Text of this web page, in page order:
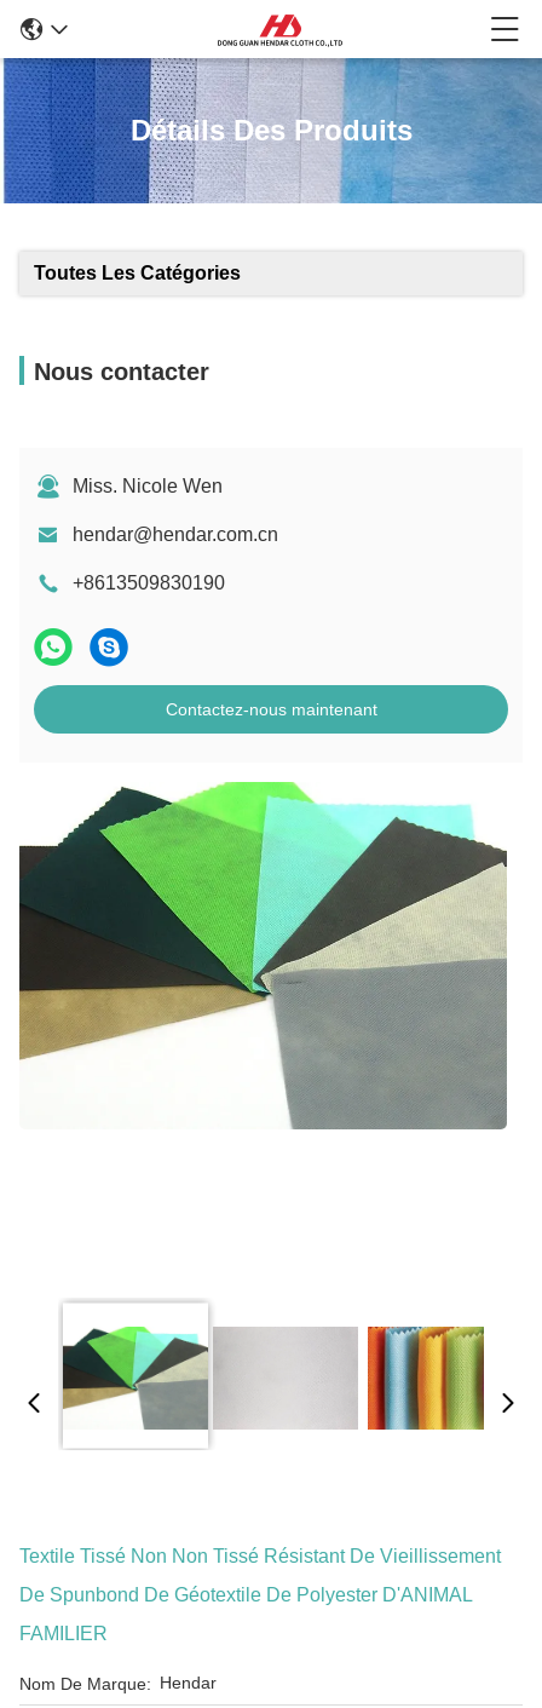
Détails Des Produits
Toutes Les Catégories
Nous contacter
Miss. Nicole Wen
hendar@hendar.com.cn
+8613509830190
Contactez-nous maintenant
Textile Tissé Non Non Tissé Résistant De Vieillissement
De Spunbond De Géotextile De Polyester D'ANIMAL
FAMILIER
Nom De Marque: Hendar